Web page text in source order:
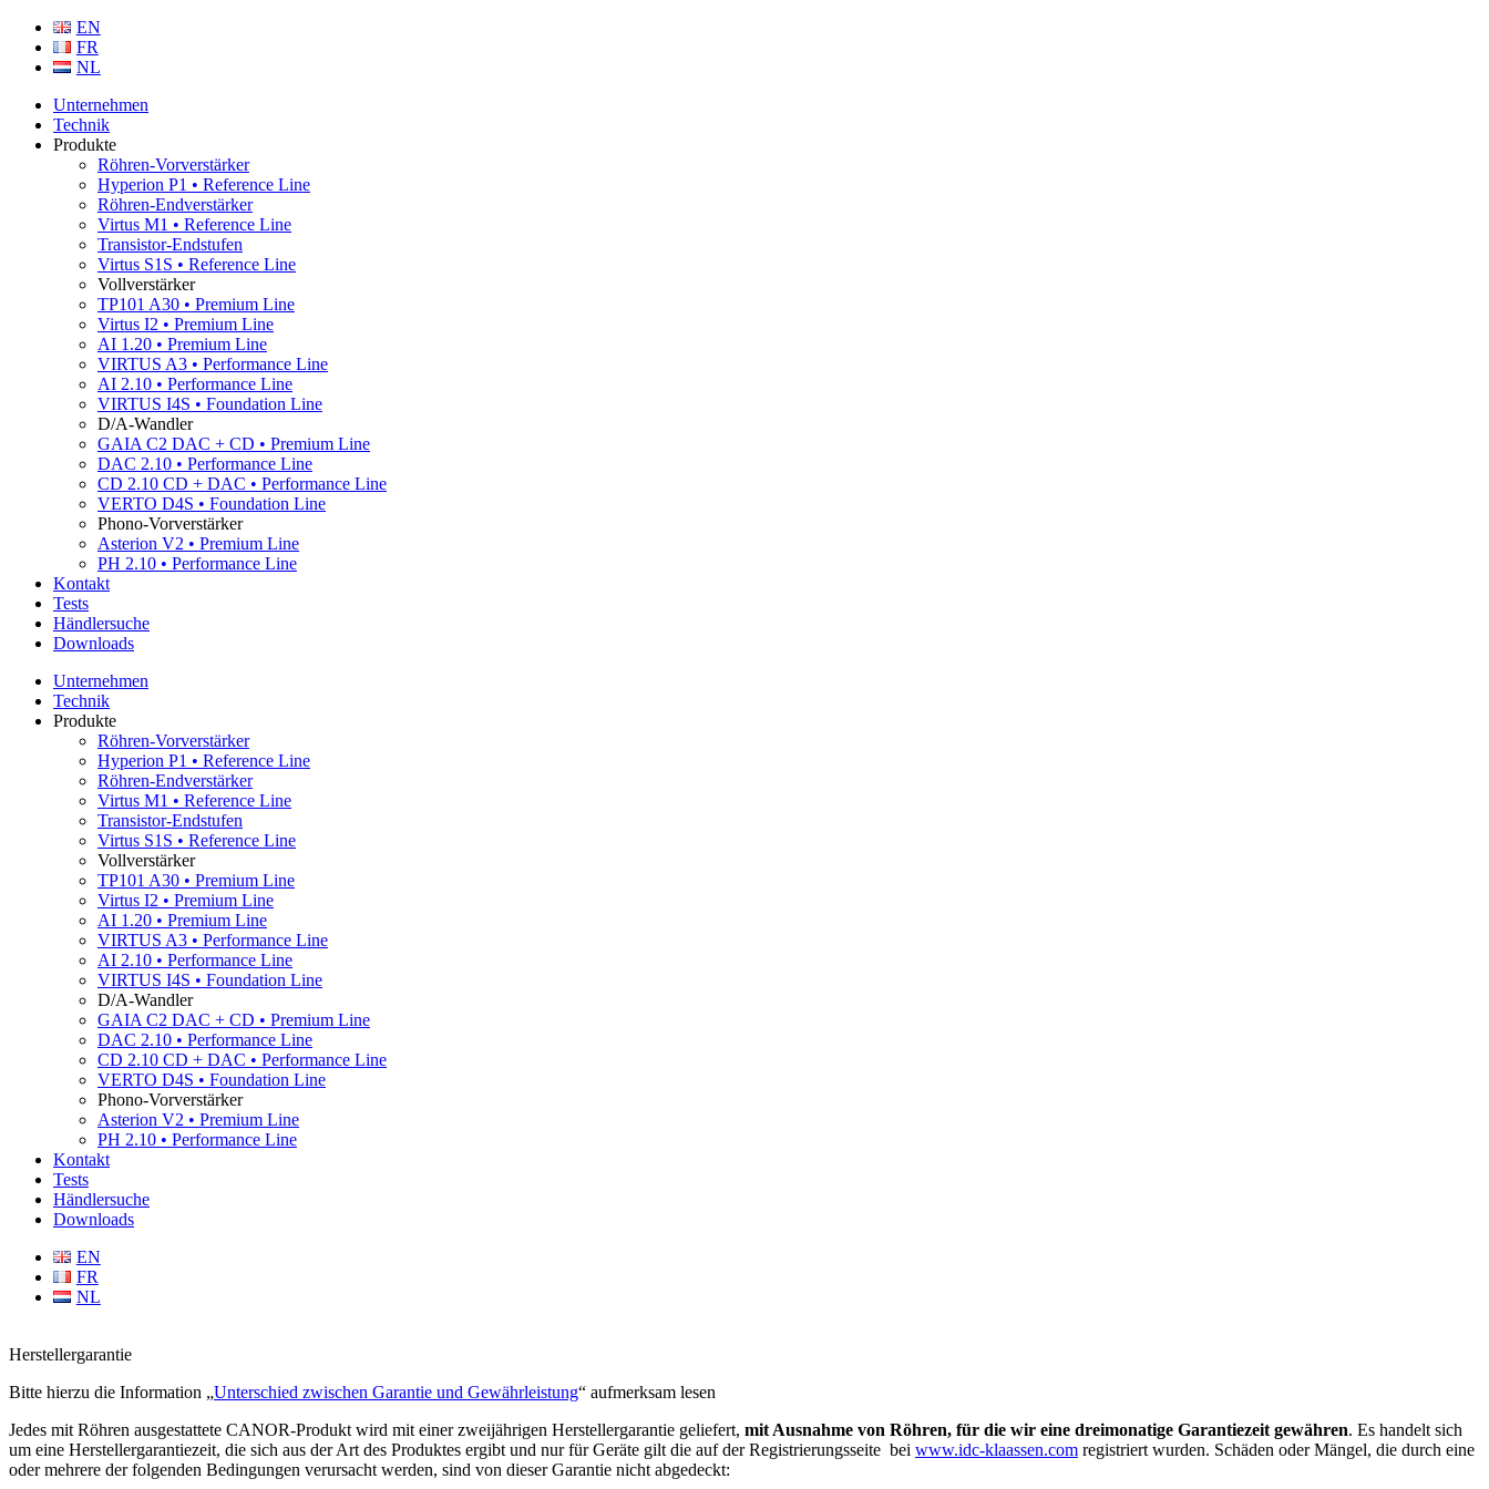
EN
FR
NL
Unternehmen
Technik
Produkte
Röhren-Vorverstärker
Hyperion P1 • Reference Line
Röhren-Endverstärker
Virtus M1 • Reference Line
Transistor-Endstufen
Virtus S1S • Reference Line
Vollverstärker
TP101 A30 • Premium Line
Virtus I2 • Premium Line
AI 1.20 • Premium Line
VIRTUS A3 • Performance Line
AI 2.10 • Performance Line
VIRTUS I4S • Foundation Line
D/A-Wandler
GAIA C2 DAC + CD • Premium Line
DAC 2.10 • Performance Line
CD 2.10 CD + DAC • Performance Line
VERTO D4S • Foundation Line
Phono-Vorverstärker
Asterion V2 • Premium Line
PH 2.10 • Performance Line
Kontakt
Tests
Händlersuche
Downloads
Unternehmen
Technik
Produkte
Röhren-Vorverstärker
Hyperion P1 • Reference Line
Röhren-Endverstärker
Virtus M1 • Reference Line
Transistor-Endstufen
Virtus S1S • Reference Line
Vollverstärker
TP101 A30 • Premium Line
Virtus I2 • Premium Line
AI 1.20 • Premium Line
VIRTUS A3 • Performance Line
AI 2.10 • Performance Line
VIRTUS I4S • Foundation Line
D/A-Wandler
GAIA C2 DAC + CD • Premium Line
DAC 2.10 • Performance Line
CD 2.10 CD + DAC • Performance Line
VERTO D4S • Foundation Line
Phono-Vorverstärker
Asterion V2 • Premium Line
PH 2.10 • Performance Line
Kontakt
Tests
Händlersuche
Downloads
EN
FR
NL
Herstellergarantie
Bitte hierzu die Information „Unterschied zwischen Garantie und Gewährleistung“ aufmerksam lesen
Jedes mit Röhren ausgestattete CANOR-Produkt wird mit einer zweijährigen Herstellergarantie geliefert, mit Ausnahme von Röhren, für die wir eine dreimonatige Garantiezeit gewähren. Es handelt sich
um eine Herstellergarantiezeit, die sich aus der Art des Produktes ergibt und nur für Geräte gilt die auf der Registrierungsseite bei www.idc-klaassen.com registriert wurden. Schäden oder Mängel, die durch eine
oder mehrere der folgenden Bedingungen verursacht werden, sind von dieser Garantie nicht abgedeckt: